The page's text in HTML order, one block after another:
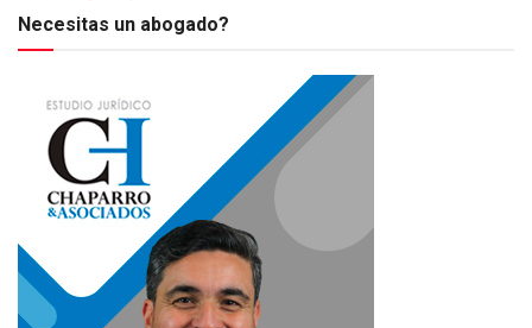
Necesitas un abogado?